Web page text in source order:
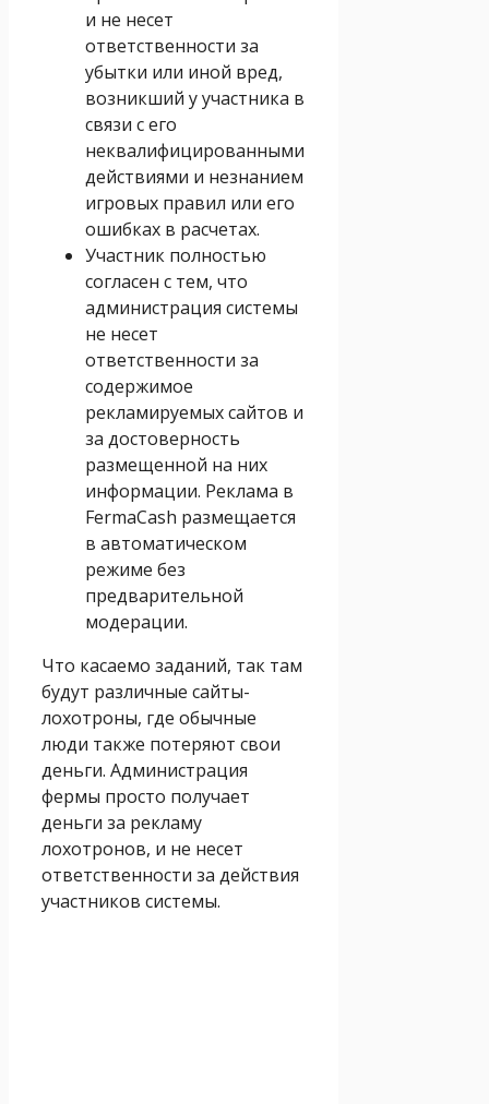
и не несет
ответственности за
убытки или иной вред,
возникший у участника в
связи с его
неквалифицированными
действиями и незнанием
игровых правил или его
ошибках в расчетах.
Участник полностью
согласен с тем, что
администрация системы
не несет
ответственности за
содержимое
рекламируемых сайтов и
за достоверность
размещенной на них
информации. Реклама в
FermaCash размещается
в автоматическом
режиме без
предварительной
модерации.
Что касаемо заданий, так там
будут различные сайты-
лохотроны, где обычные
люди также потеряют свои
деньги. Администрация
фермы просто получает
деньги за рекламу
лохотронов, и не несет
ответственности за действия
участников системы.